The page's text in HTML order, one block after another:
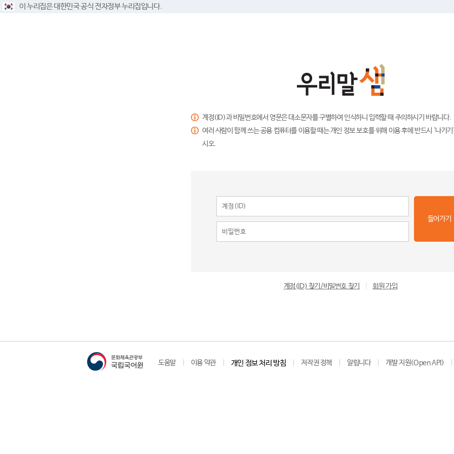
이 누리집은 대한민국 공식 전자정부 누리집입니다.
계정(ID)과 비밀번호에서 영문은 대소문자를 구별하여 인식하니 입력할 때 주의하시기 바랍니다.
여러 사람이 함께 쓰는 공용 컴퓨터를 이용할 때는 개인 정보 보호를 위해 이용 후에 반드시 '나가
시오.
들어가기
계정(ID) 찾기/비밀번호 찾기 회원 가입
도움말 이용 약관 개인 정보 처리 방침 저작권 정책 알립니다 개발 지원(Open API)